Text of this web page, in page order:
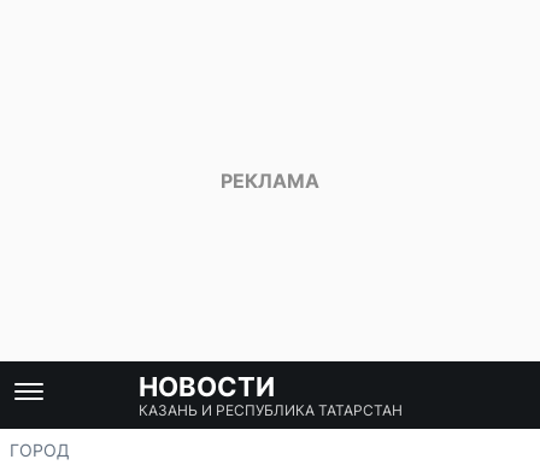
НОВОСТИ
КАЗАНЬ И РЕСПУБЛИКА ТАТАРСТАН
ГОРОД